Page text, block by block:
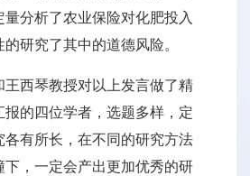
分析了农业保险对化肥投入
研究了其中的道德风险。
王西琴教授对以上发言做了精
报的四位学者，选题多样，定
各有所长，在不同的研究方法
下，一定会产出更加优秀的研